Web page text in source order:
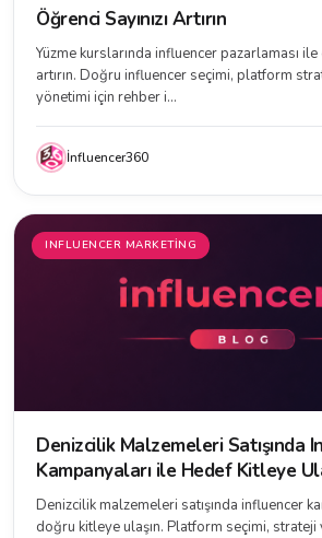
Öğrenci Sayınızı Artırın
Yüzme kurslarında influencer pazarlaması ile
artırın. Doğru influencer seçimi, platform
yönetimi için rehber i...
İnfluencer360
INFLUENCER MARKETING
Denizcilik Malzemeleri Satışında
Kampanyaları ile Hedef Kitleye
Denizcilik malzemeleri satışında influencer
doğru kitleye ulaşın. Platform seçimi, strateji